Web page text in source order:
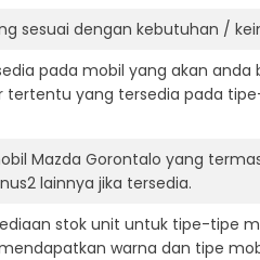
sesuai dengan kebutuhan /
pada mobil yang akan
yang tersedia pada
Mazda Gorontalo yang
lainnya jika tersedia.
stok unit untuk tipe-tipe
warna dan tipe